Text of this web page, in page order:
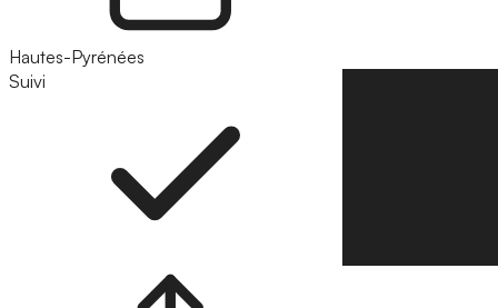
Hautes-Pyrénées
Suivi